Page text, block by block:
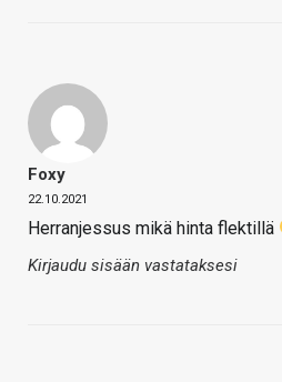
Foxy
22.10.2021
Herranjessus mikä hinta flektillä
Kirjaudu sisään vastataksesi